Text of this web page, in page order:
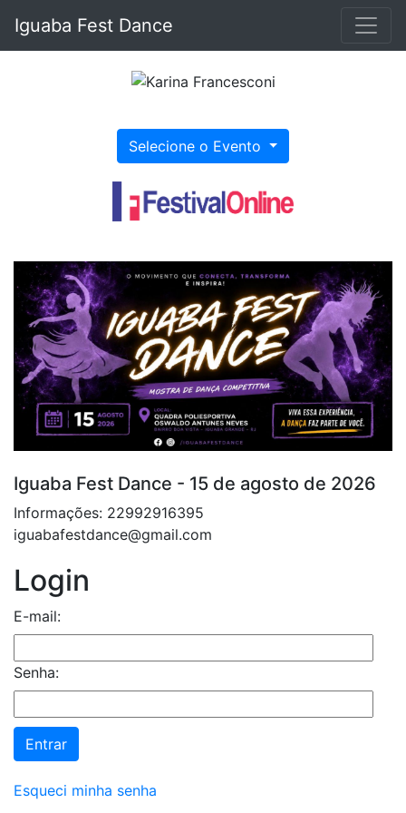
Iguaba Fest Dance
Selecione o Evento
Iguaba Fest Dance - 15 de agosto de 2026
Informações: 22992916395
iguabafestdance@gmail.com
Login
E-mail:
Senha:
Esqueci minha senha